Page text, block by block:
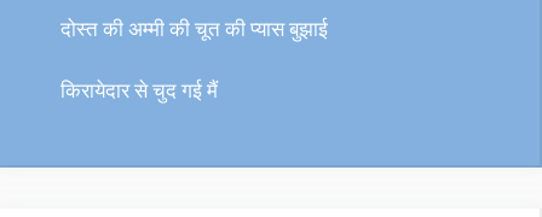
दोस्त की अम्मी की चूत की प्यास बुझाई
किरायेदार से चुद गई मैं